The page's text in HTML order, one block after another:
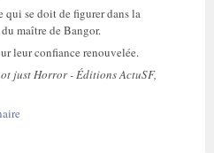
se doit de figurer dans la
maître de Bangor.
leur confiance renouvelée.
just Horror - Éditions ActuSF,